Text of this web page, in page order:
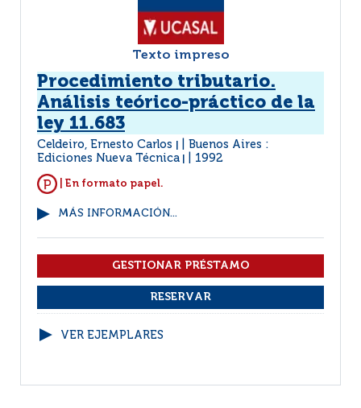
Texto impreso
Procedimiento tributario.
Análisis teórico-práctico de la
ley 11.683
Celdeiro, Ernesto Carlos
Buenos Aires :
Ediciones Nueva Técnica
1992
| En formato papel.
MÁS INFORMACIÓN...
VER EJEMPLARES